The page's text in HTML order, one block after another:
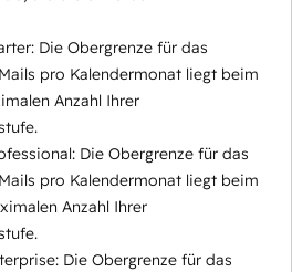
Die Obergrenze für das
pro Kalendermonat liegt beim
Anzahl Ihrer
Die Obergrenze für das
pro Kalendermonat liegt beim
Anzahl Ihrer
Die Obergrenze für das